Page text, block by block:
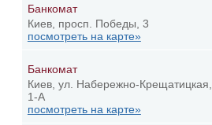
Банкомат
Киев, просп. Победы, 3
посмотреть на карте»
Банкомат
Киев, ул. Набережно-Крещатицкая,
1-А
посмотреть на карте»